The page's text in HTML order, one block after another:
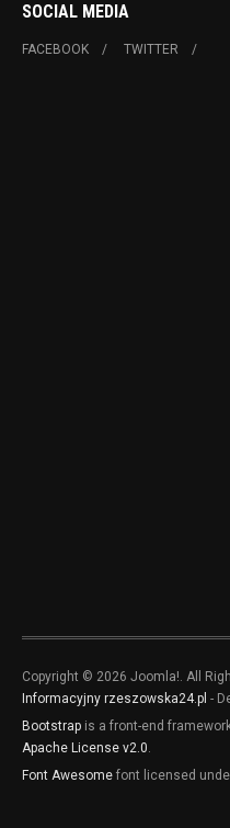
SOCIAL MEDIA
FACEBOOK TWITTER
Copyright © 2026 Joomla!. All
Informacyjny rzeszowska24.pl -
Bootstrap is a front-end
Apache License v2.0.
Font Awesome font licensed